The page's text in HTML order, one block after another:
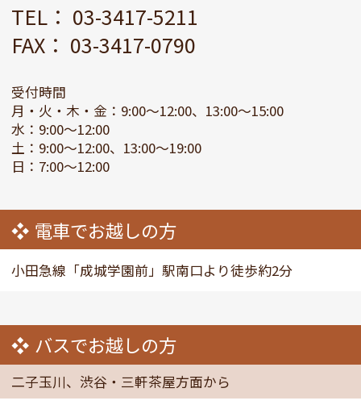
TEL： 03-3417-5211
FAX： 03-3417-0790
受付時間
月・火・木・金：9:00～12:00、13:00～15:00
水：9:00～12:00
土：9:00～12:00、13:00～19:00
日：7:00～12:00
電車でお越しの方
小田急線「成城学園前」駅南口より徒歩約2分
バスでお越しの方
二子玉川、渋谷・三軒茶屋方面から